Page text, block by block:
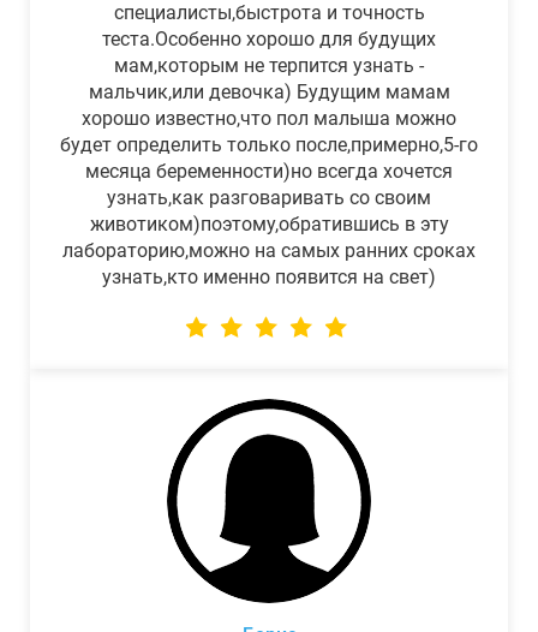
специалисты,быстрота и точность
теста.Особенно хорошо для будущих
мам,которым не терпится узнать -
мальчик,или девочка) Будущим мамам
хорошо известно,что пол малыша можно
будет определить только после,примерно,5-го
месяца беременности)но всегда хочется
узнать,как разговаривать со своим
животиком)поэтому,обратившись в эту
лабораторию,можно на самых ранних сроках
узнать,кто именно появится на свет)